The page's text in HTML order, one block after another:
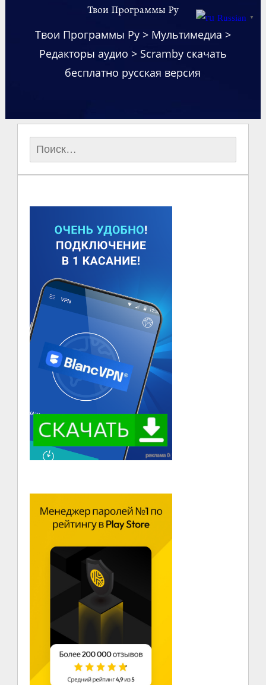
Твои Программы Ру
Твои Программы Ру> Мультимедиа >
Редакторы аудио > Scramby скачать
бесплатно русская версия
Найти:
Russian ▼